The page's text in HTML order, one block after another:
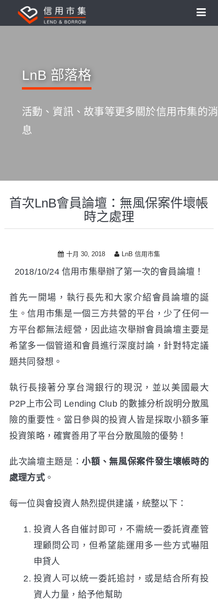
LnB 部落格
活動、資訊、故事等更多關於信用市集的消
息
首次LnB會員論壇：無風保案件壞帳
時之處理
十月 30, 2018 LnB 信用市集
2018/10/24 信用市集舉辦了第一次的會員論壇！
首先一開場，執行長先和大家介紹會員論壇的誕
生。信用市集是一個三方共營的平台，少了任何一
方平台都無法經營，因此這次舉辦會員論壇主要是
希望多一個管道和會員進行深度討論，針對特定議
題共同發想。
執行長接著分享台灣銀行的現況，並以美國最大
P2P上市公司 Lending Club 的數據分析說明分散風
險的重要性。當日參與的投資人皆是採取小額多筆
投資策略，確實善用了平台分散風險的優勢！
此次論壇主題是：小額、無風保案件發生壞帳時的
處理方式。
每一位與會投資人熱烈提供建議，統整以下：
投資人各自催討即可，不需統一委託資產管
理顧問公司，但希望能運用多一些方式嚇阻
申貸人
投資人可以統一委託追討，或是結合所有投
資人力量，給予他幫助